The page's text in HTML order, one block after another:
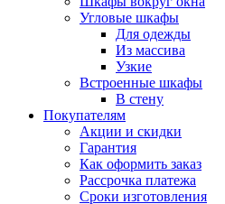
Угловые шкафы
Для одежды
Из массива
Узкие
Встроенные шкафы
В стену
Покупателям
Акции и скидки
Гарантия
Как оформить заказ
Рассрочка платежа
Сроки изготовления